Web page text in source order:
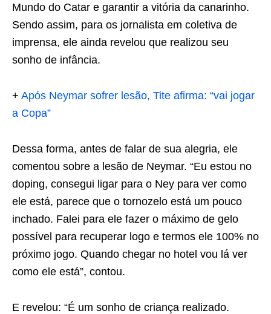
Mundo do Catar e garantir a vitória da canarinho.
Sendo assim, para os jornalista em coletiva de
imprensa, ele ainda revelou que realizou seu
sonho de infância.
+ Após Neymar sofrer lesão, Tite afirma: “vai jogar
a Copa”
Dessa forma, antes de falar de sua alegria, ele
comentou sobre a lesão de Neymar. “Eu estou no
doping, consegui ligar para o Ney para ver como
ele está, parece que o tornozelo está um pouco
inchado. Falei para ele fazer o máximo de gelo
possível para recuperar logo e termos ele 100% no
próximo jogo. Quando chegar no hotel vou lá ver
como ele está”, contou.
E revelou: “É um sonho de criança realizado.